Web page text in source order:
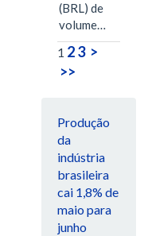
(BRL) de
volume…
1 23 >
>>
Produção
da
indústria
brasileira
cai 1,8% de
maio para
junho